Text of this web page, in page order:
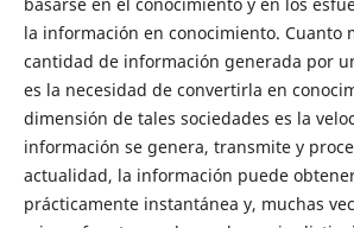
la información en conocimiento. Cuanto
cantidad de información generada por
es la necesidad de convertirla en
dimensión de tales sociedades es la
información se genera, transmite y
actualidad, la información puede
prácticamente instantánea y, muchas